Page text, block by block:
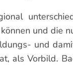
und die
und
als Vorbild.